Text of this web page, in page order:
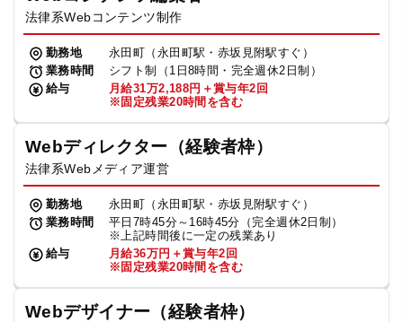
法律系Webコンテンツ制作
勤務地
永田町（永田町駅・赤坂見附駅すぐ）
業務時間
シフト制（1日8時間・完全週休2日制）
給与
月給31万2,188円＋賞与年2回
※固定残業20時間を含む
Webディレクター（経験者枠）
法律系Webメディア運営
勤務地
永田町（永田町駅・赤坂見附駅すぐ）
業務時間
平日7時45分～16時45分（完全週休2日制）
※上記時間後に一定の残業あり
給与
月給36万円＋賞与年2回
※固定残業20時間を含む
Webデザイナー（経験者枠）